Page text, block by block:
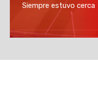
Siempre estuvo cerca